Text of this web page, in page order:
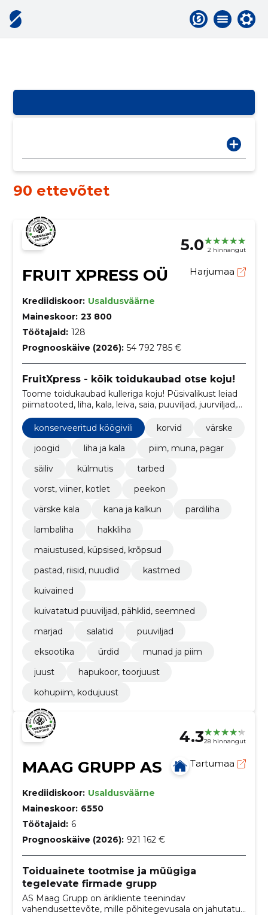
90 ettevõtet
5.0 2 hinnangut
FRUIT XPRESS OÜ Harjumaa
Krediidiskoor: Usaldusväärne
Maineskoor: 23 800
Töötajaid: 128
Prognooskäive (2026): 54 792 785 €
FruitXpress - kõik toidukaubad otse koju!
Toome toidukaubad kulleriga koju! Püsivalikust leiad
piimatooted, liha, kala, leiva, saia, puuviljad, juurviljad,
kuivained, alkoholi ja esmatarbekaubad.
konserveeritud köögivili
korvid
värske
joogid
liha ja kala
piim, muna, pagar
säiliv
külmutis
tarbed
vorst, viiner, kotlet
peekon
värske kala
kana ja kalkun
pardiliha
lambaliha
hakkliha
maiustused, küpsised, krõpsud
pastad, riisid, nuudlid
kastmed
kuivained
kuivatatud puuviljad, pähklid, seemned
marjad
salatid
puuviljad
eksootika
ürdid
munad ja piim
juust
hapukoor, toorjuust
kohupiim, kodujuust
4.328 hinnangut
MAAG GRUPP AS Tartumaa
Krediidiskoor: Usaldusväärne
Maineskoor: 6550
Töötajaid: 6
Prognooskäive (2026): 921 162 €
Toiduainete tootmise ja müügiga
tegelevate firmade grupp
AS Maag Grupp on ärikliente teenindav
vahendusettevõte, mille põhitegevusala on jahutatud